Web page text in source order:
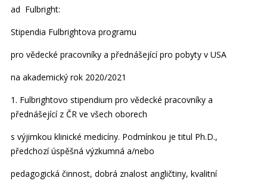
ad Fulbright:
Stipendia Fulbrightova programu
pro vědecké pracovníky a přednášející pro pobyty v USA
na akademický rok 2020/2021
1. Fulbrightovo stipendium pro vědecké pracovníky a
přednášející z ČR ve všech oborech
s výjimkou klinické medicíny. Podmínkou je titul Ph.D.,
předchozí úspěšná výzkumná a/nebo
pedagogická činnost, dobrá znalost angličtiny, kvalitní